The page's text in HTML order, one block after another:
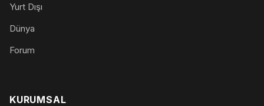
Yurt Dışı
Dünya
Forum
KURUMSAL